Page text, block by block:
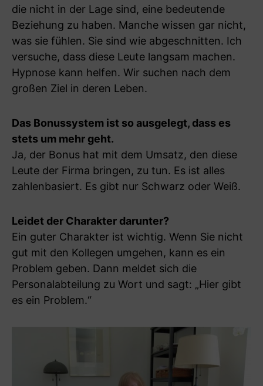
die nicht in der Lage sind, eine bedeutende
Beziehung zu haben. Manche wissen gar nicht,
was sie fühlen. Sie sind wie abgeschnitten. Ich
versuche, dass diese Leute langsam machen.
Hypnose kann helfen. Wir suchen nach dem
großen Ziel in deren Leben.
Das Bonussystem ist so ausgelegt, dass es
stets um mehr geht.
Ja, der Bonus hat mit dem Umsatz, den diese
Leute der Firma bringen, zu tun. Es ist alles
zahlenbasiert. Es gibt nur Schwarz oder Weiß.
Leidet der Charakter darunter?
Ein guter Charakter ist wichtig. Wenn Sie nicht
gut mit den Kollegen umgehen, kann es ein
Problem geben. Dann meldet sich die
Personalabteilung zu Wort und sagt: „Hier gibt
es ein Problem.“